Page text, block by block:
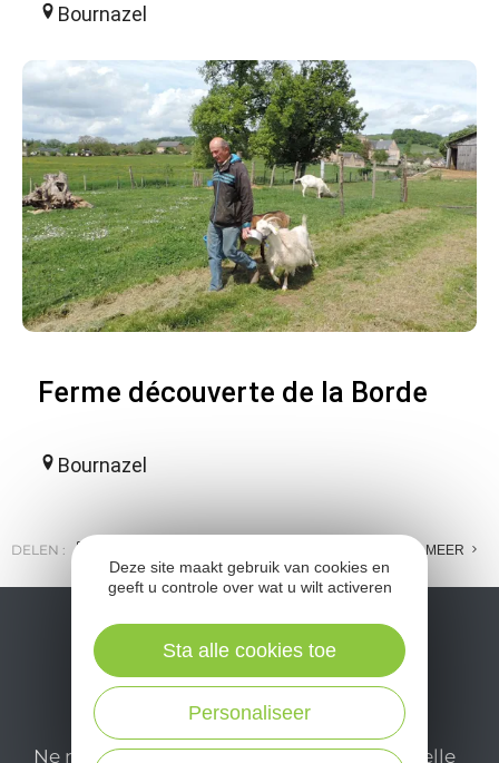
Bournazel
Ferme découverte de la Borde
Bournazel
DELEN : MEER
Ne manquez pas notre newsletter mensuelle
Deze site maakt gebruik van cookies en
geeft u controle over wat u wilt activeren
Personaliseer
Sta alle cookies toe